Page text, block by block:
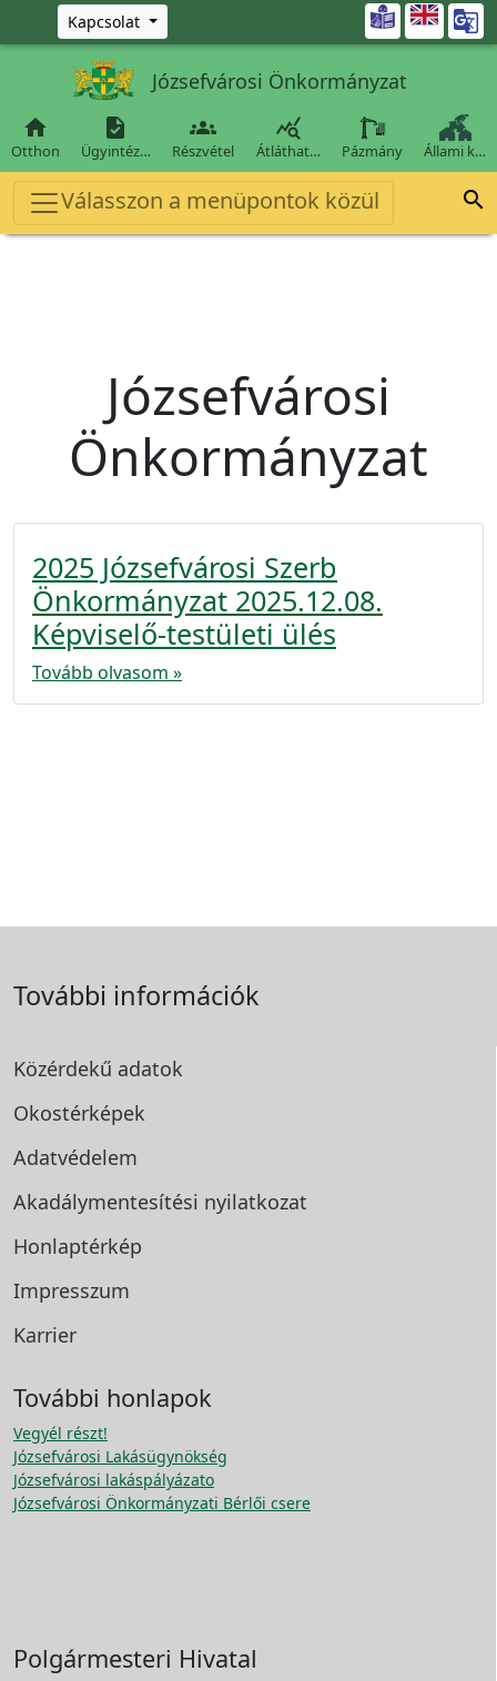
Ugrás a fő tartalomra
Kapcsolat 
Józsefvárosi Önkormányzat

Otthon

Ügyintéz…

Részvétel

Átláthat… Pázmány Állami k…
Válasszon a menüpontok közül 
Józsefvárosi
Önkormányzat
2025 Józsefvárosi Szerb
Önkormányzat 2025.12.08.
Képviselő-testületi ülés
Tovább olvasom »
További információk
Közérdekű adatok
Okostérképek
Adatvédelem
Akadálymentesítési nyilatkozat
Honlaptérkép
Impresszum
Karrier
További honlapok
Vegyél részt!
Józsefvárosi Lakásügynökség
Józsefvárosi lakáspályázato
Józsefvárosi Önkormányzati Bérlői csere
Polgármesteri Hivatal